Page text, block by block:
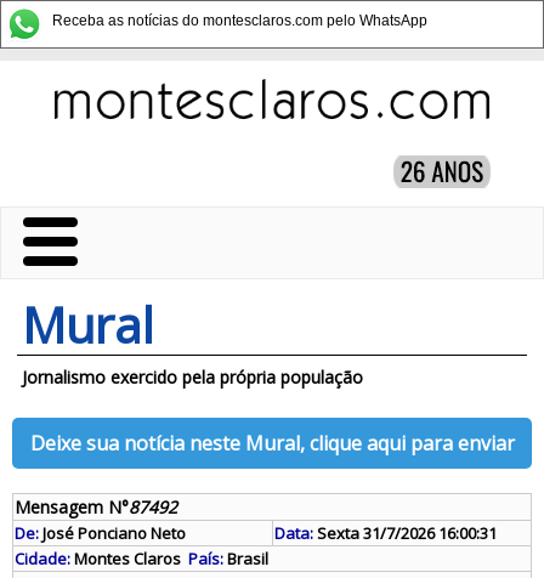
Receba as notícias do montesclaros.com pelo WhatsApp
Mural
Jornalismo exercido pela própria população
Deixe sua notícia neste Mural, clique aqui para enviar
Mensagem N°87492
De:José Ponciano Neto Data:Sexta 31/7/2026 16:00:31
Cidade:Montes Claros País:Brasil